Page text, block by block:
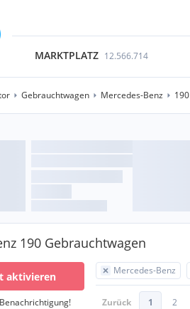
MARKTPLATZ 12.566.714
Gebrauchtwagen Mercedes-Benz 190
190 Gebrauchtwagen
Mercedes-Benz
Zurück 1 2
aktivieren